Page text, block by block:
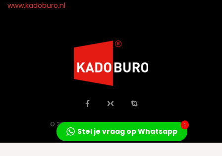
www.kadoburo.nl
© 2026 Jo Concepts All Rights Reserved.
Stel je vraag op Whatsapp
1